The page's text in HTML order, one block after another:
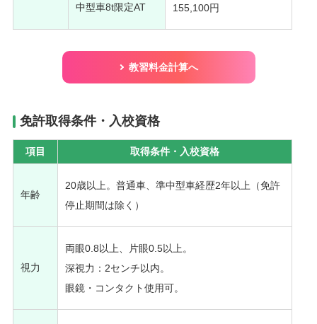
中型車8t限定AT 155,100円
教習料金計算へ
免許取得条件・入校資格
項目 取得条件・入校資格
年齢
20歳以上。普通車、準中型車経歴2年以上（免許
停止期間は除く）
視力
両眼0.8以上、片眼0.5以上。
深視力：2センチ以内。
眼鏡・コンタクト使用可。